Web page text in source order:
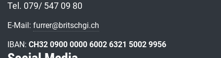
Tel. 079/ 547 09 80
E-Mail: furrer@britschgi.ch
IBAN: CH32 0900 0000 6002 6321 5002 9956